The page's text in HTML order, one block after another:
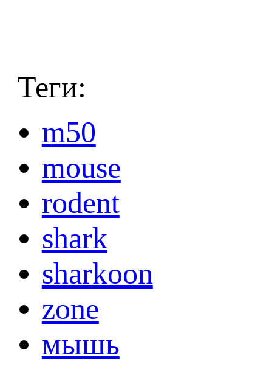
Теги:
m50
mouse
rodent
shark
sharkoon
zone
мышь